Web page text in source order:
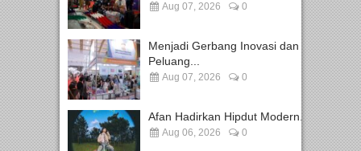
Aug 07, 2026 0
Menjadi Gerbang Inovasi dan
Peluang...
Aug 07, 2026 0
Afan Hadirkan Hipdut Modern...
Aug 06, 2026 0